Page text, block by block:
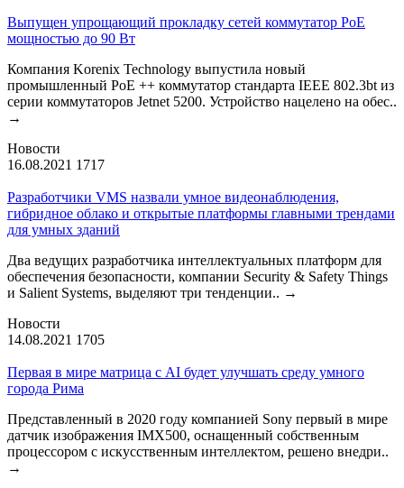
Выпущен упрощающий прокладку сетей коммутатор PoE
мощностью до 90 Вт
Компания Korenix Technology выпустила новый
промышленный PoE ++ коммутатор стандарта IEEE 802.3bt из
серии коммутаторов Jetnet 5200. Устройство нацелено на обес..
→
Новости
16.08.2021 1717
Разработчики VMS назвали умное видеонаблюдения,
гибридное облако и открытые платформы главными трендами
для умных зданий
Два ведущих разработчика интеллектуальных платформ для
обеспечения безопасности, компании Security & Safety Things
и Salient Systems, выделяют три тенденции.. →
Новости
14.08.2021 1705
Первая в мире матрица с AI будет улучшать среду умного
города Рима
Представленный в 2020 году компанией Sony первый в мире
датчик изображения IMX500, оснащенный собственным
процессором с искусственным интеллектом, решено внедри..
→